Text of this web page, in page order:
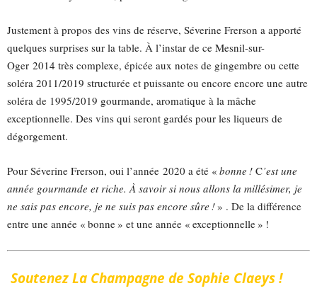
Justement à propos des vins de réserve, Séverine Frerson a apporté
quelques surprises sur la table. À l’instar de ce Mesnil-sur-
Oger 2014 très complexe, épicée aux notes de gingembre ou cette
soléra 2011/2019 structurée et puissante ou encore encore une autre
soléra de 1995/2019 gourmande, aromatique à la mâche
exceptionnelle. Des vins qui seront gardés pour les liqueurs de
dégorgement.
Pour Séverine Frerson, oui l’année 2020 a été « bonne ! C’est une
année gourmande et riche. À savoir si nous allons la millésimer, je
ne sais pas encore, je ne suis pas encore sûre !» . De la différence
entre une année « bonne » et une année « exceptionnelle » !
Soutenez La Champagne de Sophie Claeys !